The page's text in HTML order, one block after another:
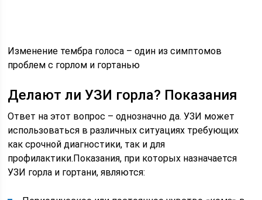
Изменение тембра голоса – один из симптомов
проблем с горлом и гортанью
Делают ли УЗИ горла? Показания
Ответ на этот вопрос – однозначно да. УЗИ может
использоваться в различных ситуациях требующих
как срочной диагностики, так и для
профилактики.Показания, при которых назначается
УЗИ горла и гортани, являются: